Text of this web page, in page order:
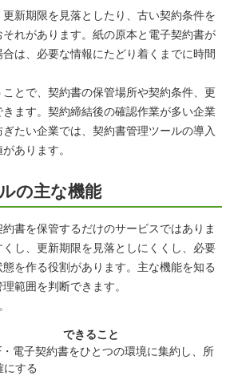
新期限を見落としたり、古い契約条件を
れがあります。紙の原本と電子契約書が
は、必要な情報にたどり着くまでに時間
とで、契約書の保管場所や契約条件、更
ます。契約締結後の確認作業が多い企業
たい企業では、契約書管理ツールの導入
あります。
の主な機能
書を保管するだけのサービスではありま
し、更新期限を見落としにくくし、必要
を作る役割があります。主な機能を知る
範囲を判断できます。
できること
・電子契約書をひとつの環境に集約し、所
にする